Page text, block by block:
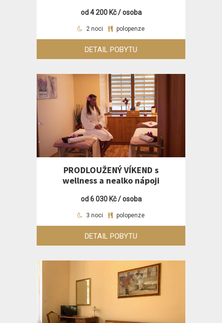
od 4 200 Kč / osoba
2 noci polopenze
DETAIL POBYTU
PRODLOUŽENÝ VÍKEND s
wellness a nealko nápoji
od 6 030 Kč / osoba
3 noci polopenze
DETAIL POBYTU